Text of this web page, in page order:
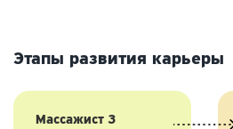
Этапы развития карьеры
Массажист 3